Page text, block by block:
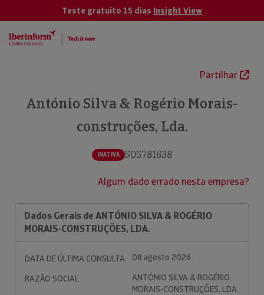
Teste gratuito 15 dias Insight View
Partilhar
António Silva & Rogério Morais-
construções, Lda.
INATIVA 505781638
Algum dado errado nesta empresa?
Dados Gerais de ANTÓNIO SILVA & ROGÉRIO
MORAIS-CONSTRUÇÕES, LDA.
DATA DE ÚLTIMA CONSULTA
08 agosto 2026
RAZÃO SOCIAL
ANTÓNIO SILVA & ROGÉRIO
MORAIS-CONSTRUÇÕES, LDA.